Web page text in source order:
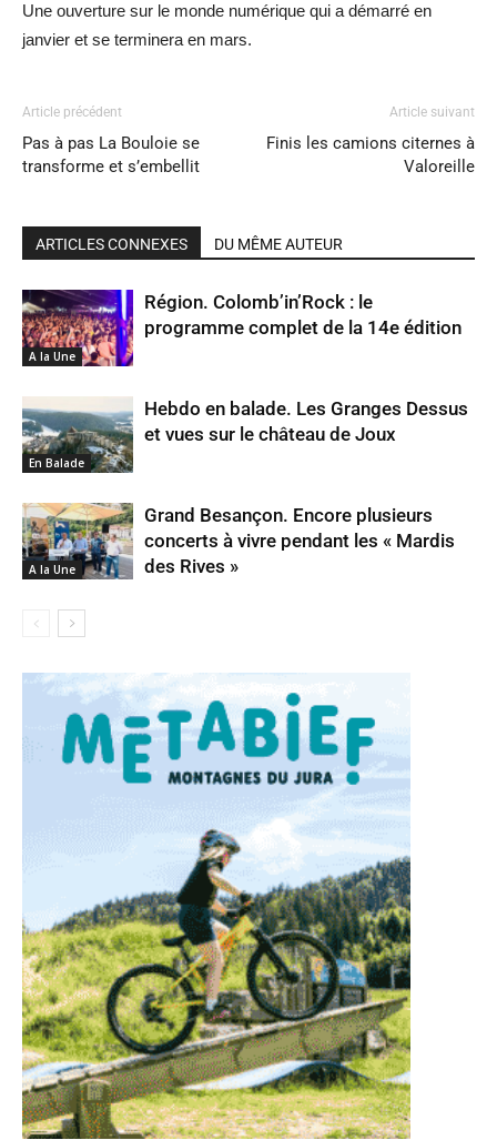
Une ouverture sur le monde numérique qui a démarré en
janvier et se terminera en mars.
Article précédent
Pas à pas La Bouloie se
transforme et s’embellit
Article suivant
Finis les camions citernes à
Valoreille
ARTICLES CONNEXES DU MÊME AUTEUR
A la Une
Région. Colomb’in’Rock : le
programme complet de la 14e édition
En Balade
Hebdo en balade. Les Granges Dessus
et vues sur le château de Joux
A la Une
Grand Besançon. Encore plusieurs
concerts à vivre pendant les « Mardis
des Rives »